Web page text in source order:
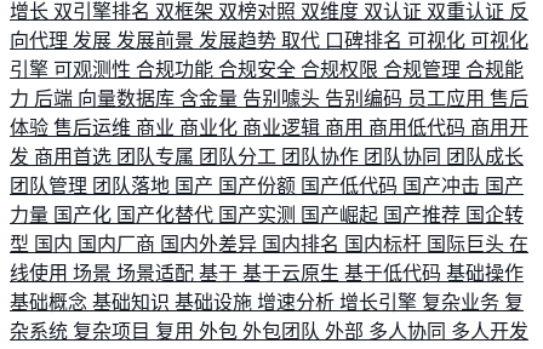
增长 双引擎排名 双框架 双榜对照 双维度 双认证 双重认证 反
向代理 发展 发展前景 发展趋势 取代 口碑排名 可视化 可视化
引擎 可观测性 合规功能 合规安全 合规权限 合规管理 合规能
力 后端 向量数据库 含金量 告别噱头 告别编码 员工应用 售后
体验 售后运维 商业 商业化 商业逻辑 商用 商用低代码 商用开
发 商用首选 团队专属 团队分工 团队协作 团队协同 团队成长
团队管理 团队落地 国产 国产份额 国产低代码 国产冲击 国产
力量 国产化 国产化替代 国产实测 国产崛起 国产推荐 国企转
型 国内 国内厂商 国内外差异 国内排名 国内标杆 国际巨头 在
线使用 场景 场景适配 基于 基于云原生 基于低代码 基础操作
基础概念 基础知识 基础设施 增速分析 增长引擎 复杂业务 复
杂系统 复杂项目 复用 外包 外包团队 外部 多人协同 多人开发